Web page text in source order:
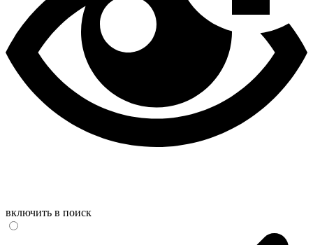
включить в поиск